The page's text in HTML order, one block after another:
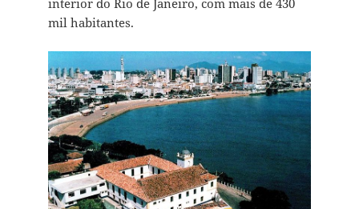
interior do Rio de Janeiro, com mais de 430
mil habitantes.